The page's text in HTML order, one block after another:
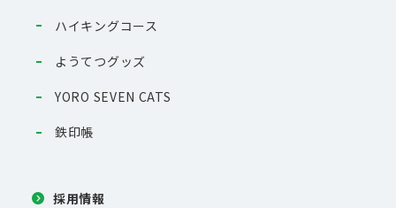
ハイキングコース
ようてつグッズ
YORO SEVEN CATS
鉄印帳
採用情報